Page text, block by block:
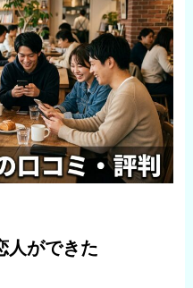
人ができた